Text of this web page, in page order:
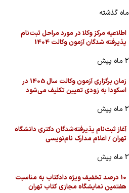
ماه گذشته
اطلاعیه مرکز وکلا در مورد مراحل ثبت‌نام
پذیرفته شدگان آزمون وکالت 1404
2 ماه پیش
زمان برگزاری آزمون وکالت سال 1405 در
اسکودا به زودی تعیین تکلیف می‌شود
2 ماه پیش
آغاز ثبت‌نام پذیرفته‌شدگان دکتری دانشگاه
تهران / اعلام مدارک نام‌نویسی
2 ماه پیش
10 درصد تخفیف ویژه دادکتاب به مناسبت
هفتمین نمایشگاه مجازی کتاب تهران